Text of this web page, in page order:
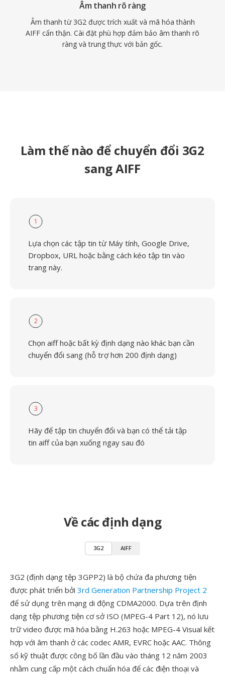
Âm thanh rõ ràng
Âm thanh từ 3G2 được trích xuất và mã hóa thành
AIFF cẩn thận. Cài đặt phù hợp đảm bảo âm thanh rõ
ràng và trung thực với bản gốc.
Làm thế nào để chuyển đổi 3G2
sang AIFF
1
Lựa chọn các tập tin từ Máy tính, Google Drive,
Dropbox, URL hoặc bằng cách kéo tập tin vào
trang này.
2
Chọn aiff hoặc bất kỳ định dạng nào khác bạn cần
chuyển đổi sang (hỗ trợ hơn 200 định dạng)
3
Hãy để tập tin chuyển đổi và bạn có thể tải tập
tin aiff của bạn xuống ngay sau đó
Về các định dạng
3G2 AIFF
3G2 (định dạng tệp 3GPP2) là bộ chứa đa phương tiện
được phát triển bởi 3rd Generation Partnership Project 2
để sử dụng trên mạng di động CDMA2000. Dựa trên định
dạng tệp phương tiện cơ sở ISO (MPEG-4 Part 12), nó lưu
trữ video được mã hóa bằng H.263 hoặc MPEG-4 Visual kết
hợp với âm thanh ở các codec AMR, EVRC hoặc AAC. Thông
số kỹ thuật được công bố lần đầu vào tháng 12 năm 2003
nhằm cung cấp một cách chuẩn hóa để các điện thoại và